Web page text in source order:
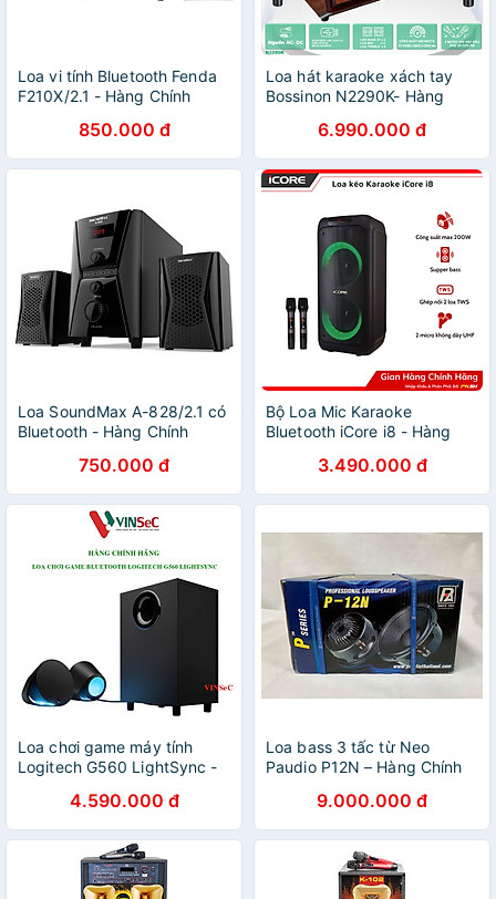
Loa vi tính Bluetooth Fenda
F210X/2.1 - Hàng Chính
850.000 đ
Loa hát karaoke xách tay
Bossinon N2290K- Hàng
6.990.000 đ
Loa SoundMax A-828/2.1 có
Bluetooth - Hàng Chính
750.000 đ
Bộ Loa Mic Karaoke
Bluetooth iCore i8 - Hàng
3.490.000 đ
Loa chơi game máy tính
Logitech G560 LightSync -
4.590.000 đ
Loa bass 3 tấc từ Neo
Paudio P12N – Hàng Chính
9.000.000 đ